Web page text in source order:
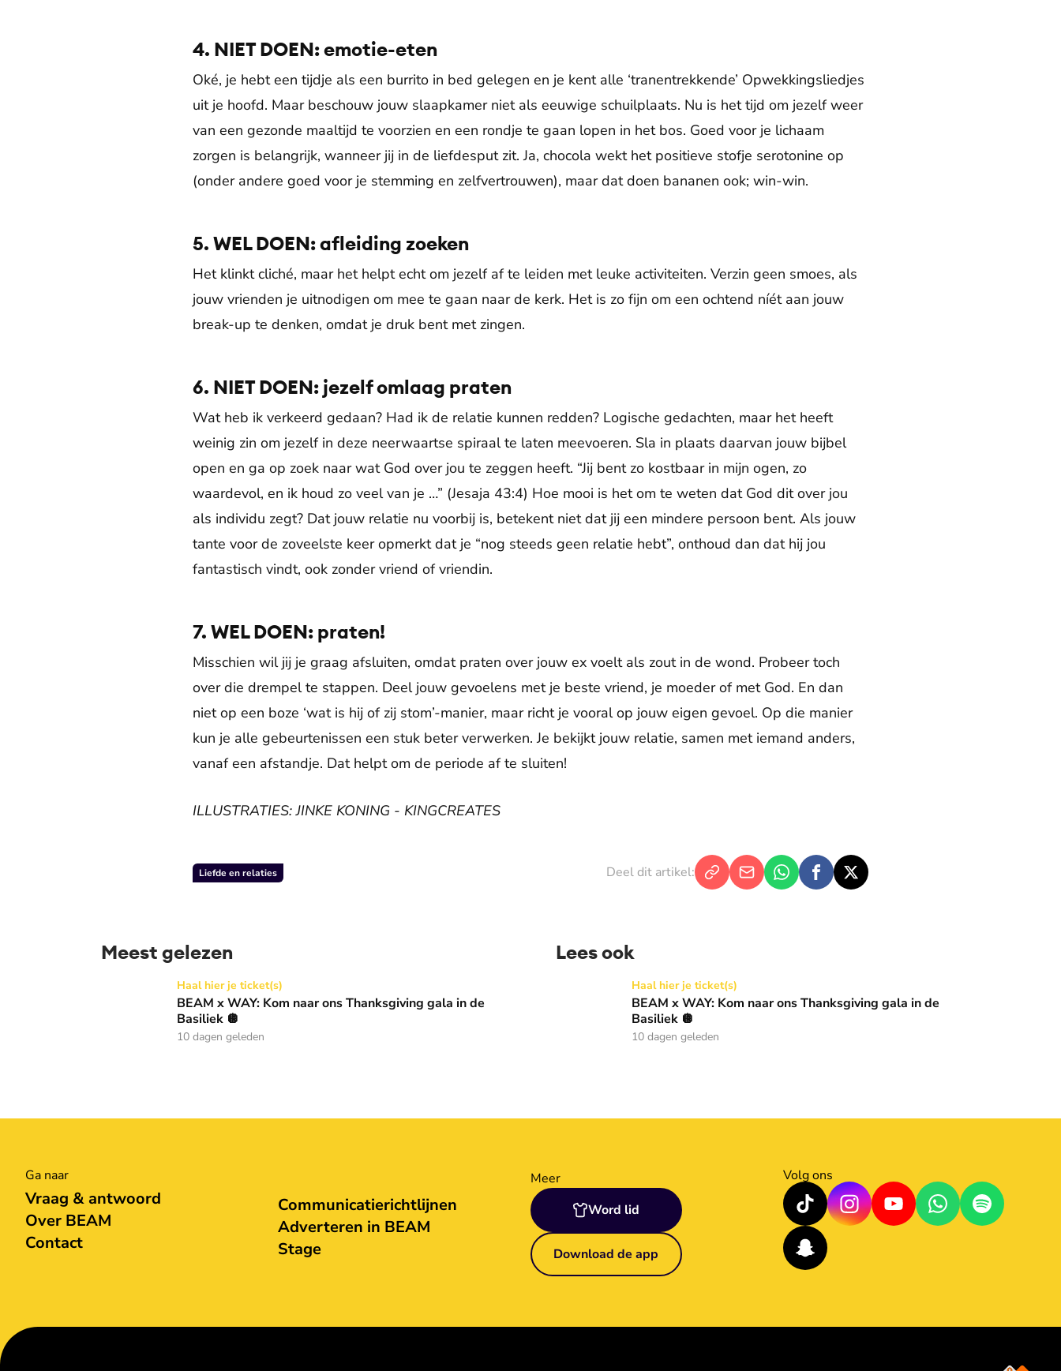
4. NIET DOEN: emotie-eten
Oké, je hebt een tijdje als een burrito in bed gelegen en je kent alle ‘tranentrekkende’ Opwekkingsliedjes
uit je hoofd. Maar beschouw jouw slaapkamer niet als eeuwige schuilplaats. Nu is het tijd om jezelf weer
van een gezonde maaltijd te voorzien en een rondje te gaan lopen in het bos. Goed voor je lichaam
zorgen is belangrijk, wanneer jij in de liefdesput zit. Ja, chocola wekt het positieve stofje serotonine op
(onder andere goed voor je stemming en zelfvertrouwen), maar dat doen bananen ook; win-win.
5. WEL DOEN: afleiding zoeken
Het klinkt cliché, maar het helpt echt om jezelf af te leiden met leuke activiteiten. Verzin geen smoes, als
jouw vrienden je uitnodigen om mee te gaan naar de kerk. Het is zo fijn om een ochtend níét aan jouw
break-up te denken, omdat je druk bent met zingen.
6. NIET DOEN: jezelf omlaag praten
Wat heb ik verkeerd gedaan? Had ik de relatie kunnen redden? Logische gedachten, maar het heeft
weinig zin om jezelf in deze neerwaartse spiraal te laten meevoeren. Sla in plaats daarvan jouw bijbel
open en ga op zoek naar wat God over jou te zeggen heeft. “Jij bent zo kostbaar in mijn ogen, zo
waardevol, en ik houd zo veel van je …” (Jesaja 43:4) Hoe mooi is het om te weten dat God dit over jou
als individu zegt? Dat jouw relatie nu voorbij is, betekent niet dat jij een mindere persoon bent. Als jouw
tante voor de zoveelste keer opmerkt dat je “nog steeds geen relatie hebt”, onthoud dan dat hij jou
fantastisch vindt, ook zonder vriend of vriendin.
7. WEL DOEN: praten!
Misschien wil jij je graag afsluiten, omdat praten over jouw ex voelt als zout in de wond. Probeer toch
over die drempel te stappen. Deel jouw gevoelens met je beste vriend, je moeder of met God. En dan
niet op een boze ‘wat is hij of zij stom’-manier, maar richt je vooral op jouw eigen gevoel. Op die manier
kun je alle gebeurtenissen een stuk beter verwerken. Je bekijkt jouw relatie, samen met iemand anders,
vanaf een afstandje. Dat helpt om de periode af te sluiten!
ILLUSTRATIES: JINKE KONING - KINGCREATES
Liefde en relaties Deel dit artikel:
Meest gelezen
BEAM x WAY: Kom naar ons Thanksgiving gala in de Basiliek 🪩
Haal hier je ticket(s)
BEAM x WAY: Kom naar ons Thanksgiving gala in de
Basiliek 🪩
10 dagen geleden
Lees ook
BEAM x WAY: Kom naar ons Thanksgiving gala in de Basiliek 🪩
Haal hier je ticket(s)
BEAM x WAY: Kom naar ons Thanksgiving gala in de
Basiliek 🪩
10 dagen geleden
Ga naar
Vraag & antwoord
Over BEAM
Contact
Communicatierichtlijnen
Adverteren in BEAM
Stage
Meer
Word lid
Download de app
Volg ons